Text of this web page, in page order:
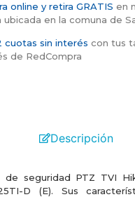
online y retira GRATIS en
ubicada en la comuna de
cuotas sin interés con tus
de RedCompra
Descripción
de seguridad PTZ TVI
D (E). Sus